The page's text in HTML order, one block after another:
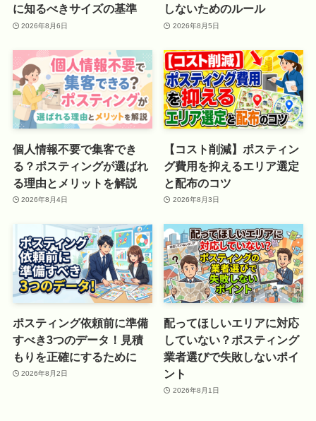
に知るべきサイズの基準
2026年8月6日
しないためのルール
2026年8月5日
個人情報不要で集客でき
る？ポスティングが選ばれ
る理由とメリットを解説
2026年8月4日
【コスト削減】ポスティン
グ費用を抑えるエリア選定
と配布のコツ
2026年8月3日
ポスティング依頼前に準備
すべき3つのデータ！見積
もりを正確にするために
2026年8月2日
配ってほしいエリアに対応
していない？ポスティング
業者選びで失敗しないポイ
ント
2026年8月1日